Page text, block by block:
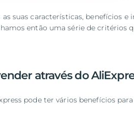
as suas características, benefícios
então uma série de
através do
pode ter vários benefícios